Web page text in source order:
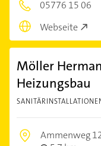
05776 15 06
Webseite
Möller
Heizungsbau
Ammenweg